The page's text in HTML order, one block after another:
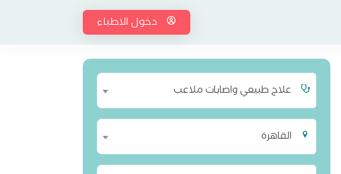
دخول الاطباء
علاج طبيعي واصابات ملاعب
القاهرة